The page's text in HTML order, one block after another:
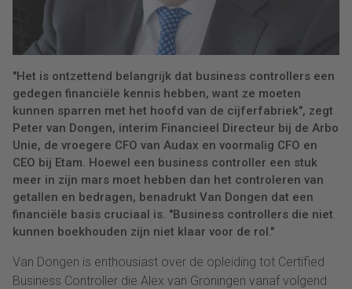
"Het is ontzettend belangrijk dat business controllers een
gedegen financiële kennis hebben, want ze moeten
kunnen sparren met het hoofd van de cijferfabriek", zegt
Peter van Dongen, interim Financieel Directeur bij de Arbo
Unie, de vroegere CFO van Audax en voormalig CFO en
CEO bij Etam. Hoewel een business controller een stuk
meer in zijn mars moet hebben dan het controleren van
getallen en bedragen, benadrukt Van Dongen dat een
financiële basis cruciaal is. "Business controllers die niet
kunnen boekhouden zijn niet klaar voor de rol."
Van Dongen is enthousiast over de opleiding tot Certified
Business Controller die Alex van Groningen vanaf volgend